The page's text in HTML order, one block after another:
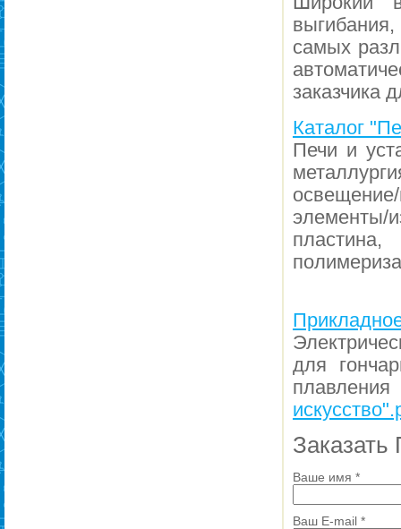
самых
заказчика
Каталог
Печи и
элементы/
для
Заказать
Ваше имя *
Ваш E-mail *